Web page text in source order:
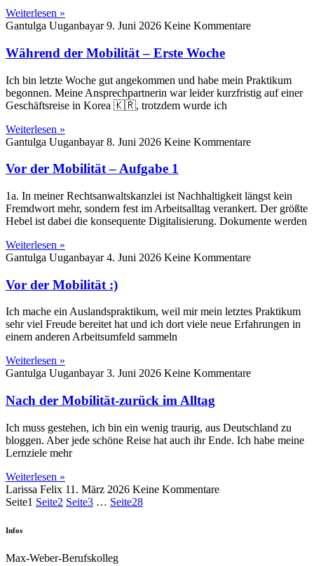
Weiterlesen »
Gantulga Uuganbayar9. Juni 2026 Keine Kommentare
Während der Mobilität – Erste Woche
Ich bin letzte Woche gut angekommen und habe mein Praktikum
begonnen. Meine Ansprechpartnerin war leider kurzfristig auf einer
Geschäftsreise in Korea 🇰🇷, trotzdem wurde ich
Weiterlesen »
Gantulga Uuganbayar8. Juni 2026 Keine Kommentare
Vor der Mobilität – Aufgabe 1
1a. In meiner Rechtsanwaltskanzlei ist Nachhaltigkeit längst kein
Fremdwort mehr, sondern fest im Arbeitsalltag verankert. Der größte
Hebel ist dabei die konsequente Digitalisierung. Dokumente werden
Weiterlesen »
Gantulga Uuganbayar4. Juni 2026 Keine Kommentare
Vor der Mobilität :)
Ich mache ein Auslandspraktikum, weil mir mein letztes Praktikum
sehr viel Freude bereitet hat und ich dort viele neue Erfahrungen in
einem anderen Arbeitsumfeld sammeln
Weiterlesen »
Gantulga Uuganbayar3. Juni 2026 Keine Kommentare
Nach der Mobilität-zurück im Alltag
Ich muss gestehen, ich bin ein wenig traurig, aus Deutschland zu
bloggen. Aber jede schöne Reise hat auch ihr Ende. Ich habe meine
Lernziele mehr
Weiterlesen »
Larissa Felix 11. März 2026 Keine Kommentare
Seite1 Seite2 Seite3 … Seite28
Infos
Max-Weber-Berufskolleg